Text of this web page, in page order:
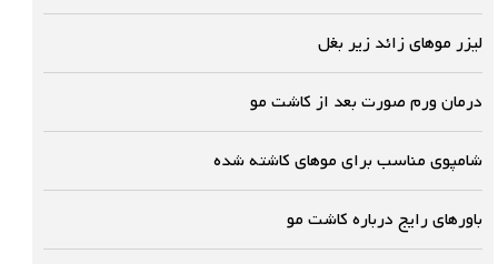
لیزر موهای زائد زیر بغل
درمان ورم صورت بعد از کاشت مو
شامپوی مناسب برای موهای کاشته شده
باورهای رایج درباره کاشت مو